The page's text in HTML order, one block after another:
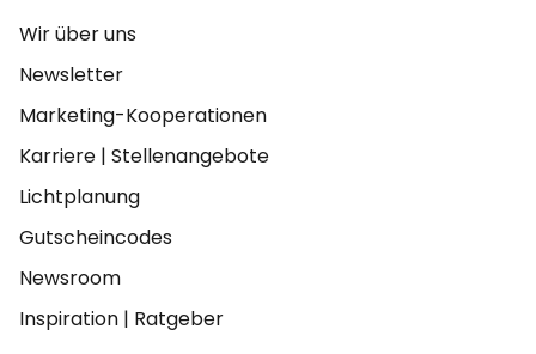
Wir über uns
Newsletter
Marketing-Kooperationen
Karriere | Stellenangebote
Lichtplanung
Gutscheincodes
Newsroom
Inspiration | Ratgeber